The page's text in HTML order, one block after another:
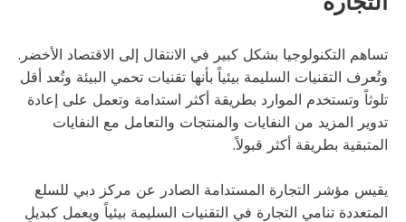
تساهم التكنولوجيا بشكل كبير في الانتقال إلى الاقتصاد الأخضر.
وتُعرف التقنيات السليمة بيئياً بأنها تقنيات تحمي البيئة وتُعد أقل
تلوثاً وتستخدم الموارد بطريقة أكثر استدامة وتعمل على إعادة
تدوير المزيد من النفايات والمنتجات والتعامل مع النفايات
المتبقية بطريقة أكثر قبولاً.
يقيس مؤشر التجارة المستدامة الصادر عن مركز دبي للسلع
المتعددة تنامي التجارة في التقنيات السليمة بيئياً ويعمل كبديلٍ